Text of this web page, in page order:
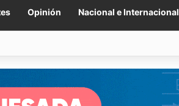
Opinión Nacional e Internacional
y generación de empleos